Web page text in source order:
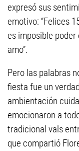
expresó sus
emotivo: “Felices
es imposible
amo”.
Pero las palabras
fiesta fue un
ambientación
emocionaron a
tradicional vals
que compartió